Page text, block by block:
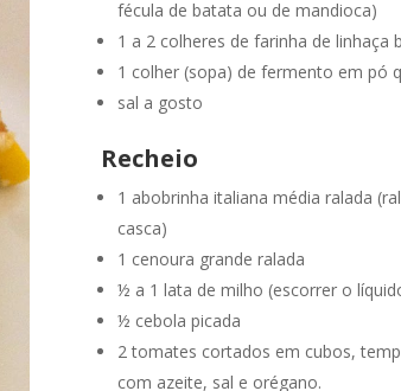
fécula de batata ou de mandioca)
1 a 2 colheres de farinha de linhaça
1 colher (sopa) de fermento em pó
sal a gosto
Recheio
1 abobrinha italiana média ralada
casca)
1 cenoura grande ralada
½ a 1 lata de milho (escorrer o
½ cebola picada
2 tomates cortados em cubos,
com azeite, sal e orégano.